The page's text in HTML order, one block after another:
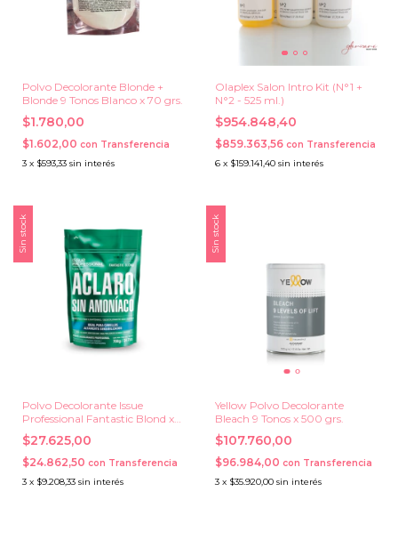
Polvo Decolorante Blonde +
Blonde 9 Tonos Blanco x 70 grs.
$1.780,00
$1.602,00 con Transferencia
3 x $593,33 sin interés
Olaplex Salon Intro Kit (N°1 +
N°2 - 525 ml.)
$954.848,40
$859.363,56 con Transferencia
6 x $159.141,40 sin interés
Sin stock
Polvo Decolorante Issue
Professional Fantastic Blond x
700 grs.
$27.625,00
$24.862,50 con Transferencia
3 x $9.208,33 sin interés
Sin stock
Yellow Polvo Decolorante
Bleach 9 Tonos x 500 grs.
$107.760,00
$96.984,00 con Transferencia
3 x $35.920,00 sin interés